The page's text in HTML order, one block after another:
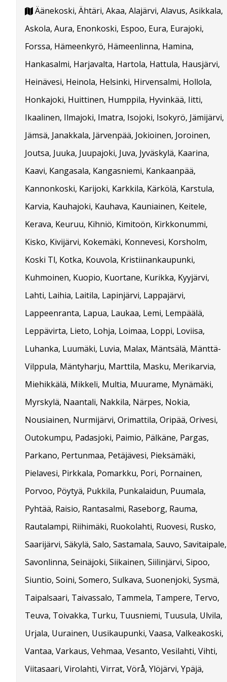
Äänekoski, Ähtäri, Akaa, Alajärvi, Alavus, Asikkala,
Askola, Aura, Enonkoski, Espoo, Eura, Eurajoki,
Forssa, Hämeenkyrö, Hämeenlinna, Hamina,
Hankasalmi, Harjavalta, Hartola, Hattula, Hausjärvi,
Heinävesi, Heinola, Helsinki, Hirvensalmi, Hollola,
Honkajoki, Huittinen, Humppila, Hyvinkää, Iitti,
Ikaalinen, Ilmajoki, Imatra, Isojoki, Isokyrö, Jämijärvi,
Jämsä, Janakkala, Järvenpää, Jokioinen, Joroinen,
Joutsa, Juuka, Juupajoki, Juva, Jyväskylä, Kaarina,
Kaavi, Kangasala, Kangasniemi, Kankaanpää,
Kannonkoski, Karijoki, Karkkila, Kärkölä, Karstula,
Karvia, Kauhajoki, Kauhava, Kauniainen, Keitele,
Kerava, Keuruu, Kihniö, Kimitoön, Kirkkonummi,
Kisko, Kivijärvi, Kokemäki, Konnevesi, Korsholm,
Koski Tl, Kotka, Kouvola, Kristiinankaupunki,
Kuhmoinen, Kuopio, Kuortane, Kurikka, Kyyjärvi,
Lahti, Laihia, Laitila, Lapinjärvi, Lappajärvi,
Lappeenranta, Lapua, Laukaa, Lemi, Lempäälä,
Leppävirta, Lieto, Lohja, Loimaa, Loppi, Loviisa,
Luhanka, Luumäki, Luvia, Malax, Mäntsälä, Mänttä-
Vilppula, Mäntyharju, Marttila, Masku, Merikarvia,
Miehikkälä, Mikkeli, Multia, Muurame, Mynämäki,
Myrskylä, Naantali, Nakkila, Närpes, Nokia,
Nousiainen, Nurmijärvi, Orimattila, Oripää, Orivesi,
Outokumpu, Padasjoki, Paimio, Pälkäne, Pargas,
Parkano, Pertunmaa, Petäjävesi, Pieksämäki,
Pielavesi, Pirkkala, Pomarkku, Pori, Pornainen,
Porvoo, Pöytyä, Pukkila, Punkalaidun, Puumala,
Pyhtää, Raisio, Rantasalmi, Raseborg, Rauma,
Rautalampi, Riihimäki, Ruokolahti, Ruovesi, Rusko,
Saarijärvi, Säkylä, Salo, Sastamala, Sauvo, Savitaipale,
Savonlinna, Seinäjoki, Siikainen, Siilinjärvi, Sipoo,
Siuntio, Soini, Somero, Sulkava, Suonenjoki, Sysmä,
Taipalsaari, Taivassalo, Tammela, Tampere, Tervo,
Teuva, Toivakka, Turku, Tuusniemi, Tuusula, Ulvila,
Urjala, Uurainen, Uusikaupunki, Vaasa, Valkeakoski,
Vantaa, Varkaus, Vehmaa, Vesanto, Vesilahti, Vihti,
Viitasaari, Virolahti, Virrat, Vörå, Ylöjärvi, Ypäjä,